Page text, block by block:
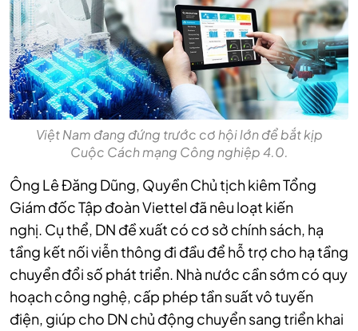
Việt Nam đang đứng trước cơ hội lớn để bắt kịp
Cuộc Cách mạng Công nghiệp 4.0.
Ông Lê Đăng Dũng, Quyền Chủ tịch kiêm Tổng
Giám đốc Tập đoàn Viettel đã nêu loạt kiến
nghị. Cụ thể, DN đề xuất có cơ sở chính sách, hạ
tầng kết nối viễn thông đi đầu để hỗ trợ cho hạ tầng
chuyển đổi số phát triển. Nhà nước cần sớm có quy
hoạch công nghệ, cấp phép tần suất vô tuyến
điện, giúp cho DN chủ động chuyển sang triển khai